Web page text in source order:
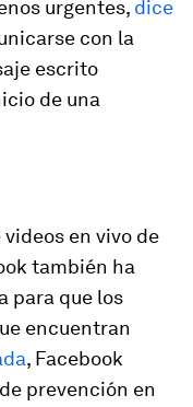
urgentes, dice
con la
escrito
de una
en vivo de
también ha
para que los
encuentran
, Facebook
prevención en